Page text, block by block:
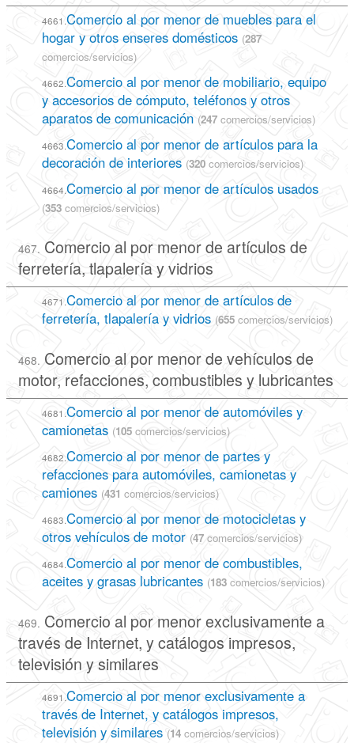
4661.Comercio al por menor de muebles para el
hogar y otros enseres domésticos (287
comercios/servicios)
4662.Comercio al por menor de mobiliario, equipo
y accesorios de cómputo, teléfonos y otros
aparatos de comunicación (247 comercios/servicios)
4663.Comercio al por menor de artículos para la
decoración de interiores (320 comercios/servicios)
4664.Comercio al por menor de artículos usados
(353 comercios/servicios)
467. Comercio al por menor de artículos de
ferretería, tlapalería y vidrios
4671.Comercio al por menor de artículos de
ferretería, tlapalería y vidrios (655 comercios/servicios)
468. Comercio al por menor de vehículos de
motor, refacciones, combustibles y lubricantes
4681.Comercio al por menor de automóviles y
camionetas (105 comercios/servicios)
4682.Comercio al por menor de partes y
refacciones para automóviles, camionetas y
camiones (431 comercios/servicios)
4683.Comercio al por menor de motocicletas y
otros vehículos de motor (47 comercios/servicios)
4684.Comercio al por menor de combustibles,
aceites y grasas lubricantes (183 comercios/servicios)
469. Comercio al por menor exclusivamente a
través de Internet, y catálogos impresos,
televisión y similares
4691.Comercio al por menor exclusivamente a
través de Internet, y catálogos impresos,
televisión y similares (14 comercios/servicios)